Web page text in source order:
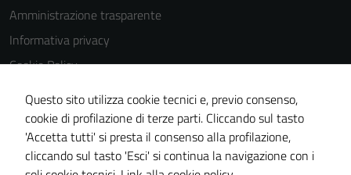
Amministrazione trasparente
Informativa privacy
Cookie Policy
Note legali
Dichiarazione di accessibilità
Piano di miglioramento del sito
Statistiche sito web
Questo sito utilizza cookie tecnici e, previo consenso,
cookie di profilazione di terze parti. Cliccando sul tasto
'Accetta tutti' si presta il consenso alla profilazione,
cliccando sul tasto 'Esci' si continua la navigazione con i